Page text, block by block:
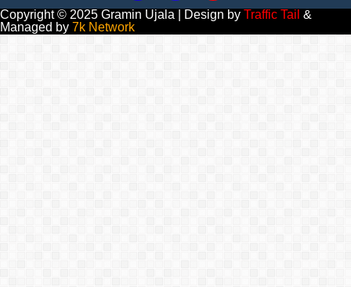
Copyright © 2025 Gramin Ujala | Design by Traffic Tail &
Managed by 7k Network